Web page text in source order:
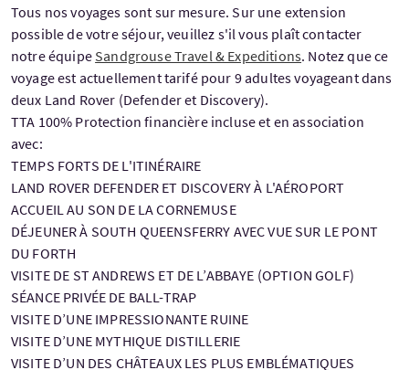
Tous nos voyages sont sur mesure. Sur une extension
possible de votre séjour, veuillez s'il vous plaît contacter
notre équipe Sandgrouse Travel & Expeditions. Notez que ce
voyage est actuellement tarifé pour 9 adultes voyageant dans
deux Land Rover (Defender et Discovery).
TTA 100% Protection financière incluse et en association
avec:
TEMPS FORTS DE L'ITINÉRAIRE
LAND ROVER DEFENDER ET DISCOVERY À L'AÉROPORT
ACCUEIL AU SON DE LA CORNEMUSE
DÉJEUNER À SOUTH QUEENSFERRY AVEC VUE SUR LE PONT
DU FORTH
VISITE DE ST ANDREWS ET DE L’ABBAYE (OPTION GOLF)
SÉANCE PRIVÉE DE BALL-TRAP
VISITE D’UNE IMPRESSIONANTE RUINE
VISITE D’UNE MYTHIQUE DISTILLERIE
VISITE D’UN DES CHÂTEAUX LES PLUS EMBLÉMATIQUES